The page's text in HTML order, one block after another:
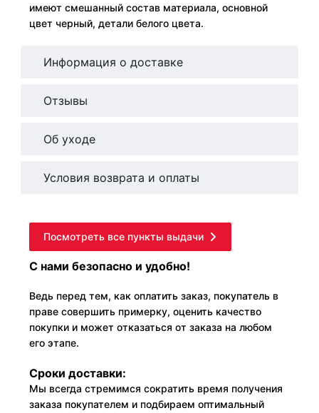
имеют смешанный состав материала, основной
цвет черный, детали белого цвета.
Информация о доставке
Отзывы
Об уходе
Условия возврата и оплаты
Посмотреть все пункты выдачи
С нами безопасно и удобно!
Ведь перед тем, как оплатить заказ, покупатель в
праве совершить примерку, оценить качество
покупки и может отказаться от заказа на любом
его этапе.
Сроки доставки:
Мы всегда стремимся сократить время получения
заказа покупателем и подбираем оптимальный